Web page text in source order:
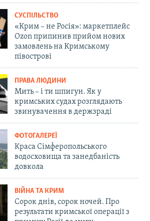
СУСПІЛЬСТВО
«Крим – не Росія»: маркетплейс
Ozon припинив прийом нових
замовлень на Кримському
півострові
ПРАВА ЛЮДИНИ
Мить – і ти шпигун. Як у
кримських судах розглядають
звинувачення в держзраді
ФОТОГАЛЕРЕЇ
Краса Сімферопольського
водосховища та занедбаність
довкола
ВІЙНА ТА КРИМ
Сорок днів, сорок ночей. Про
результати кримської операції з